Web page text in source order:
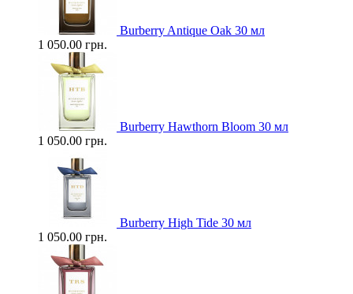
Burberry Antique Oak 30 мл
1 050.00 грн.
Burberry Hawthorn Bloom 30 мл
1 050.00 грн.
Burberry High Tide 30 мл
1 050.00 грн.